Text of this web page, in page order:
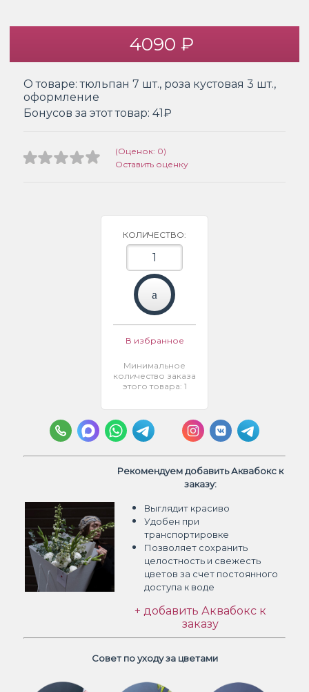
4090 ₽
О товаре:тюльпан 7 шт., роза кустовая 3 шт.,
оформление
Бонусов за этот товар: 41₽
(Оценок: 0)
Оставить оценку
КОЛИЧЕСТВО:
В избранное
Минимальное
количество заказа
этого товара: 1
Рекомендуем добавить Аквабокс к
заказу:
Выглядит красиво
Удобен при
транспортировке
Позволяет сохранить
целостность и свежесть
цветов за счет постоянного
доступа к воде
+ добавить Аквабокс к
заказу
Совет по уходу за цветами